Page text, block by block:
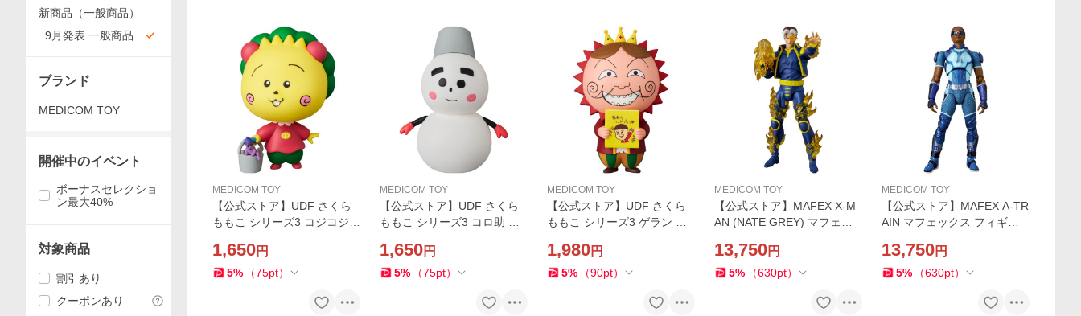
MEDICOM TOY
【公式ストア】UDF さくら
ももこ シリーズ3 コジコジ
ュア 人気 おもちゃ キャラク
ター 玩具 人形 置き物 ギフト
1,650円
5% （75pt）
MEDICOM TOY
【公式ストア】UDF さくら
ももこ シリーズ3 コロ助 フ
ラクター 玩具 人形 置き物 ギ
フト 正規店
1,650円
5% （75pt）
MEDICOM TOY
【公式ストア】UDF さくら
ももこ シリーズ3 ゲラン フ
ラクター 玩具 人形 置き物 ギ
フト 正規店
1,980円
5% （90pt）
MEDICOM TOY
【公式ストア】MAFEX X-M
AN (NATE GREY) マフェッ
ゃ キャラクター 人形 置き物
ギフト 正規店
13,750円
5% （630pt）
MEDICOM TOY
【公式ストア】MAFEX A-TR
AIN マフェックス フィギュ
ー 人形 置き物 ギフト 正規店
13,750円
5% （630pt）
新商品（一般商品）
9月発表 一般商品
ブランド
MEDICOM TOY
開催中のイベント
ボーナスセレクショ
ン最大40%
対象商品
割引あり
クーポンあり